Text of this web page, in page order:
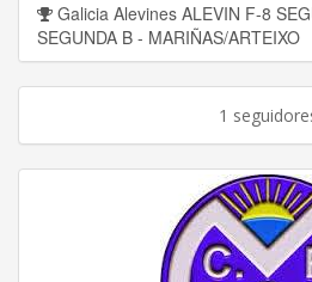
Galicia Alevines ALEVIN F-8
SEGUNDA B - MARIÑAS/ARTEIXO
1